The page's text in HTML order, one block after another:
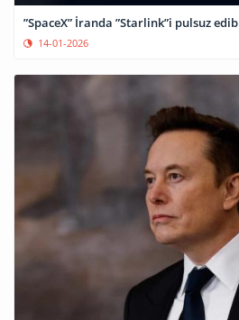
”SpaceX” İranda ”Starlink”i pulsuz edib
14-01-2026